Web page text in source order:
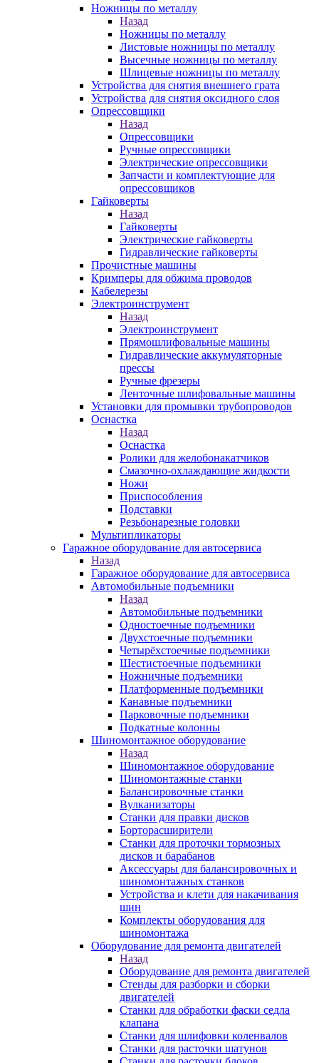
Ножницы по металлу
Назад
Ножницы по металлу
Листовые ножницы по металлу
Высечные ножницы по металлу
Шлицевые ножницы по металлу
Устройства для снятия внешнего грата
Устройства для снятия оксидного слоя
Опрессовщики
Назад
Опрессовщики
Ручные опрессовщики
Электрические опрессовщики
Запчасти и комплектующие для
опрессовщиков
Гайковерты
Назад
Гайковерты
Электрические гайковерты
Гидравлические гайковерты
Прочистные машины
Кримперы для обжима проводов
Кабелерезы
Электроинструмент
Назад
Электроинструмент
Прямошлифовальные машины
Гидравлические аккумуляторные
прессы
Ручные фрезеры
Ленточные шлифовальные машины
Установки для промывки трубопроводов
Оснастка
Назад
Оснастка
Ролики для желобонакатчиков
Смазочно-охлаждающие жидкости
Ножи
Приспособления
Подставки
Резьбонарезные головки
Мультипликаторы
Гаражное оборудование для автосервиса
Назад
Гаражное оборудование для автосервиса
Автомобильные подъемники
Назад
Автомобильные подъемники
Одностоечные подъемники
Двухстоечные подъемники
Четырёхстоечные подъемники
Шестистоечные подъемники
Ножничные подъемники
Платформенные подъемники
Канавные подъемники
Парковочные подъемники
Подкатные колонны
Шиномонтажное оборудование
Назад
Шиномонтажное оборудование
Шиномонтажные станки
Балансировочные станки
Вулканизаторы
Станки для правки дисков
Борторасширители
Станки для проточки тормозных
дисков и барабанов
Аксессуары для балансировочных и
шиномонтажных станков
Устройства и клети для накачивания
шин
Комплекты оборудования для
шиномонтажа
Оборудование для ремонта двигателей
Назад
Оборудование для ремонта двигателей
Стенды для разборки и сборки
двигателей
Станки для обработки фаски седла
клапана
Станки для шлифовки коленвалов
Станки для расточки шатунов